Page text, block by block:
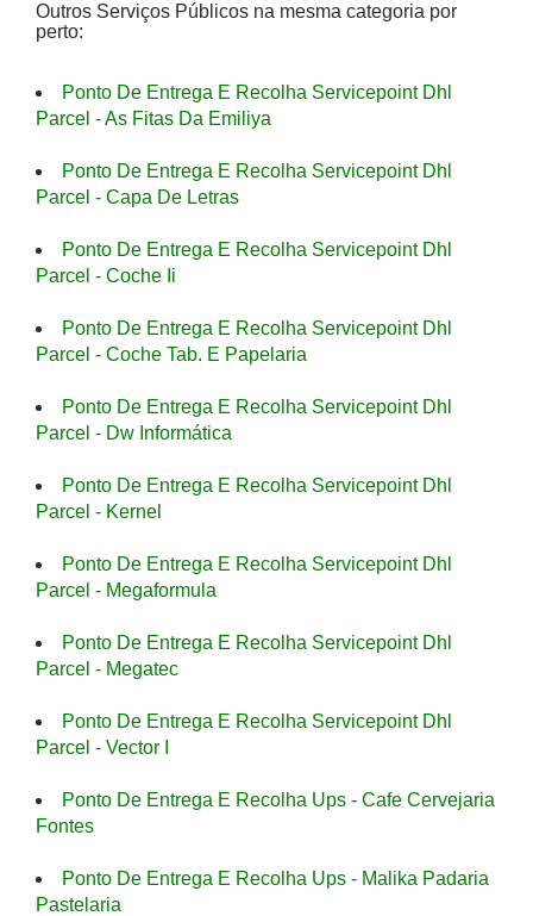
Outros Serviços Públicos na mesma categoria por
perto:
Ponto De Entrega E Recolha Servicepoint Dhl
Parcel - As Fitas Da Emiliya
Ponto De Entrega E Recolha Servicepoint Dhl
Parcel - Capa De Letras
Ponto De Entrega E Recolha Servicepoint Dhl
Parcel - Coche Ii
Ponto De Entrega E Recolha Servicepoint Dhl
Parcel - Coche Tab. E Papelaria
Ponto De Entrega E Recolha Servicepoint Dhl
Parcel - Dw Informática
Ponto De Entrega E Recolha Servicepoint Dhl
Parcel - Kernel
Ponto De Entrega E Recolha Servicepoint Dhl
Parcel - Megaformula
Ponto De Entrega E Recolha Servicepoint Dhl
Parcel - Megatec
Ponto De Entrega E Recolha Servicepoint Dhl
Parcel - Vector I
Ponto De Entrega E Recolha Ups - Cafe Cervejaria
Fontes
Ponto De Entrega E Recolha Ups - Malika Padaria
Pastelaria